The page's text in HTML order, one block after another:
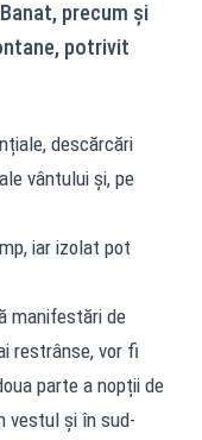
precum și
potrivit
descărcări
vântului și, pe
iar izolat pot
manifestări de
restrânse, vor fi
parte a nopții de
vestul și în sud-